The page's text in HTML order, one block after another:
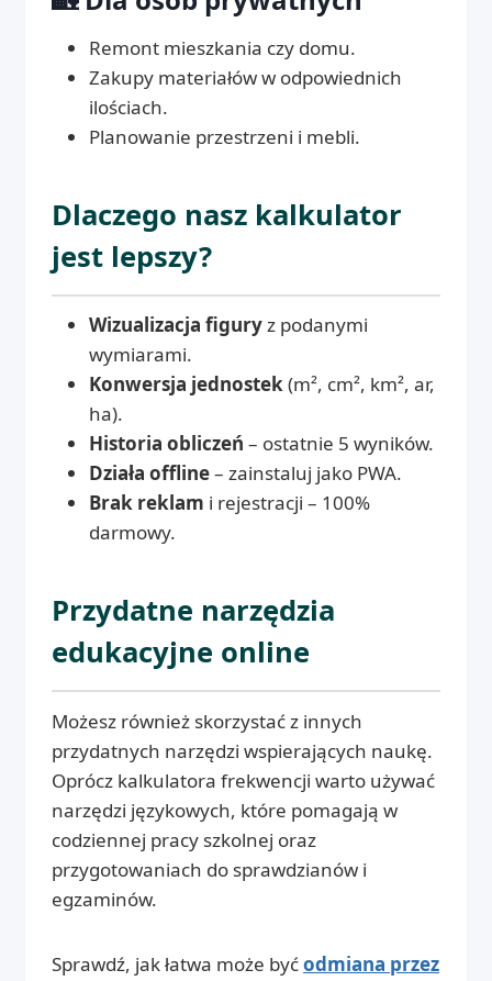
Remont mieszkania czy domu.
Zakupy materiałów w odpowiednich
ilościach.
Planowanie przestrzeni i mebli.
Dlaczego nasz kalkulator
jest lepszy?
Wizualizacja figuryz podanymi
wymiarami.
Konwersja jednostek(m², cm², km², ar,
ha).
Historia obliczeń – ostatnie 5 wyników.
Działa offline– zainstaluj jako PWA.
Brak reklam i rejestracji – 100%
darmowy.
Przydatne narzędzia
edukacyjne online
Możesz również skorzystać z innych
przydatnych narzędzi wspierających naukę.
Oprócz kalkulatora frekwencji warto używać
narzędzi językowych, które pomagają w
codziennej pracy szkolnej oraz
przygotowaniach do sprawdzianów i
egzaminów.
Sprawdź, jak łatwa może byćodmiana przez